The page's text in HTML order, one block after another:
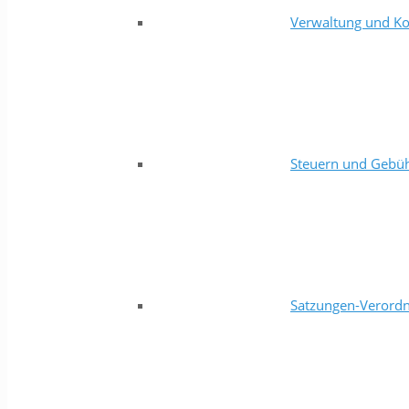
Verwaltung und
Steuern und
Satzungen-